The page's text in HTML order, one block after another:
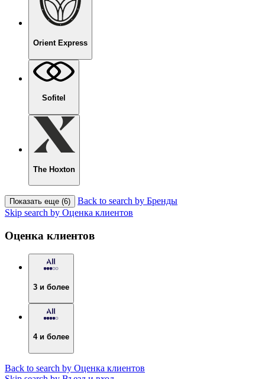
Orient Express
Sofitel
The Hoxton
Показать еще (6)
Back to search by Бренды
Skip search by Оценка клиентов
Оценка клиентов
3 и более
4 и более
Back to search by Оценка клиентов